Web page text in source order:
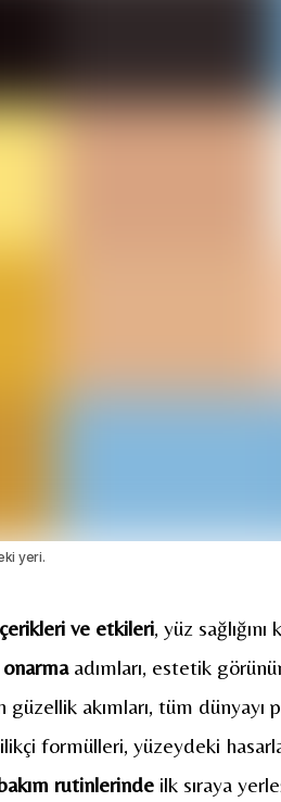
yeri.
ve etkileri , yüz
adımları, estetik
akımları, tüm dünyayı
formülleri, yüzeydeki
rutinlerinde ilk sıraya